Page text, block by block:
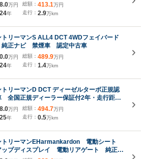
万円
年
総額： 413.1万円
走行： 2.9万km
トリーマンS ALL4 DCT 4WDフェイバード
純正ナビ 禁煙車 認定中古車
万円
年
総額： 489.9万円
走行： 1.4万km
トリーマンD DCT ディーゼルターボ正規認
全国正規ディーラー保証付2年・走行距離
モカー Mパッケージ 黒半革電動シー
ンカードン アップルカープレイ アンド
ート オートトランク 禁煙 18インチAW
万円
年
総額： 494.7万円
走行： 0.5万km
トリーマンEHarmankardon 電動シート
ップディスプレイ 電動リアゲート 純正